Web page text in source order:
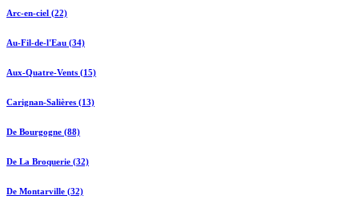
Arc-en-ciel (22)
Au-Fil-de-l'Eau (34)
Aux-Quatre-Vents (15)
Carignan-Salières (13)
De Bourgogne (88)
De La Broquerie (32)
De Montarville (32)